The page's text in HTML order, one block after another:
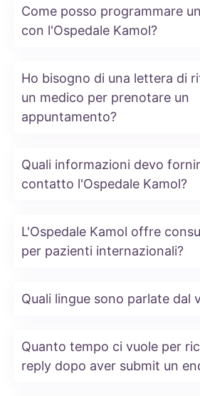
Come posso programmare
con l'Ospedale Kamol?
Ho bisogno di una lettera di
un medico per prenotare un
appuntamento?
Quali informazioni devo
contatto l'Ospedale Kamol?
L'Ospedale Kamol offre
per pazienti internazionali?
Quali lingue sono parlate dal
Quanto tempo ci vuole per
reply dopo aver submit un